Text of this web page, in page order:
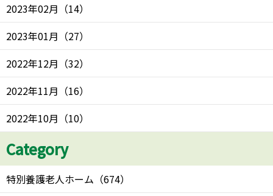
2023年02月 （14）
2023年01月 （27）
2022年12月 （32）
2022年11月 （16）
2022年10月 （10）
Category
特別養護老人ホーム （674）